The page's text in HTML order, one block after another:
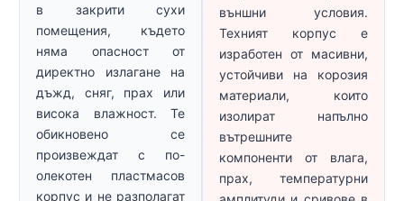
в закрити сухи
помещения, където
няма опасност от
директно излагане на
дъжд, сняг, прах или
висока влажност. Те
обикновено се
произвеждат с по-
олекотен пластмасов
корпус и не разполагат
външни условия.
Техният корпус е
изработен от масивни,
устойчиви на корозия
материали, които
изолират напълно
вътрешните
компоненти от влага,
прах, температурни